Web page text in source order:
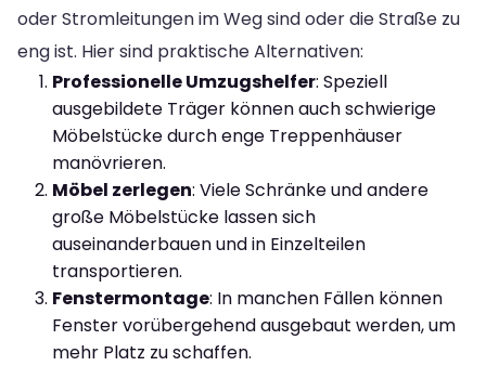
oder Stromleitungen im Weg sind oder die Straße zu
eng ist. Hier sind praktische Alternativen:
Professionelle Umzugshelfer: Speziell
ausgebildete Träger können auch schwierige
Möbelstücke durch enge Treppenhäuser
manövrieren.
Möbel zerlegen: Viele Schränke und andere
große Möbelstücke lassen sich
auseinanderbauen und in Einzelteilen
transportieren.
Fenstermontage: In manchen Fällen können
Fenster vorübergehend ausgebaut werden, um
mehr Platz zu schaffen.